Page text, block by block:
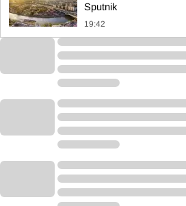
Sputnik
19:42